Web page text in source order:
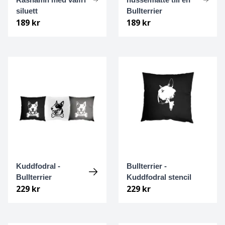
siluett
189 kr
Bullterrier
189 kr
Kuddfodral -
Bullterrier
229 kr
Bullterrier -
Kuddfodral stencil
229 kr
Podengo
Pointer
Prazsky krysarik
Pumi